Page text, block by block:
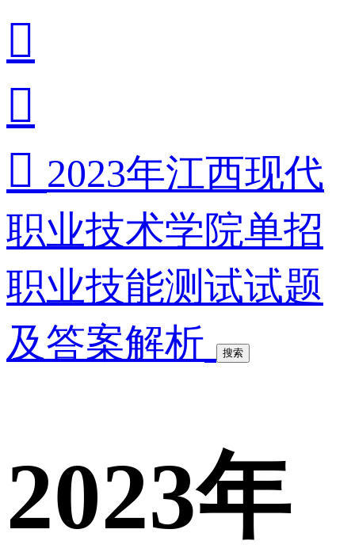


 2023年江西现代
职业技术学院单招
职业技能测试试题
及答案解析
搜索
2023年